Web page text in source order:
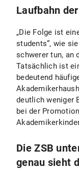
Laufbahn
„Die Folge ist
students“, wie
schwerer tun, an
Tatsächlich ist
bedeutend
deutlich weniger
bei der
Die ZSB
genau sieht